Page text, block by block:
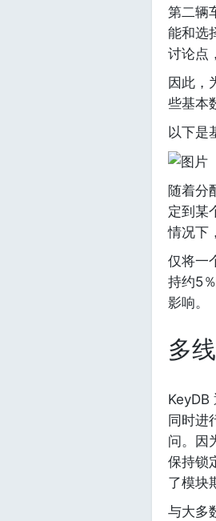
第二辆
能和选
讨论点
因此，
些基本
以下是
随着分
定到某
情况下
仅将一
持约5
影响。
多
KeyDB
同时进
问。因
保持锁
了模块
与大多